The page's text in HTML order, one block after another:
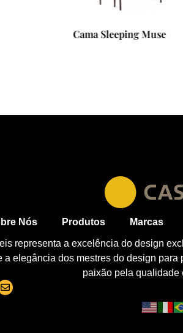
Cama Sleeping Muse
Nós Produtos Marcas
representa a excelência do design
a elegância dos mestres do design
paixão pela qualidade